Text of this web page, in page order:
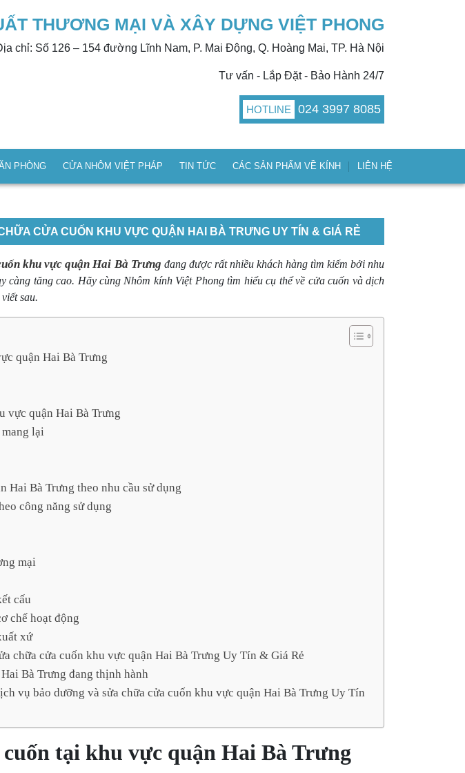
THƯƠNG MẠI VÀ XÂY DỰNG VIỆT PHONG
chỉ: Số 126 – 154 đường Lĩnh Nam, P. Mai Động, Q. Hoàng Mai, TP. Hà Nội
Tư vấn - Lắp Đặt - Bảo Hành 24/7
HOTLINE 024 3997 8085
PHÒNG CỬA NHÔM VIỆT PHÁP TIN TỨC CÁC SẢN PHẨM VỀ KÍNH LIÊN HỆ
CỬA CUỐN KHU VỰC QUẬN HAI BÀ TRƯNG UY TÍN & GIÁ RẺ
khu vực quận Hai Bà Trưng đang được rất nhiều khách hàng tìm kiếm bởi nhu
càng tăng cao. Hãy cùng Nhôm kính Việt Phong tìm hiểu cụ thể về cửa cuốn và dịch
sau.
quận Hai Bà Trưng
vực quận Hai Bà Trưng
lại
Hai Bà Trưng theo nhu cầu sử dụng
công năng sử dụng
mại
cấu
chế hoạt động
xứ
chữa cửa cuốn khu vực quận Hai Bà Trưng Uy Tín & Giá Rẻ
Bà Trưng đang thịnh hành
vụ bảo dưỡng và sửa chữa cửa cuốn khu vực quận Hai Bà Trưng Uy Tín
tại khu vực quận Hai Bà Trưng